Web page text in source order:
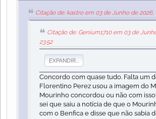
Citação de: kastro em 03 de Junho de 2026,
Citação de: Genium1710 em 03 de
23:52
EXPANDIR...
Concordo com quase tudo. Falta um
Florentino Perez usou a imagem do
Mourinho concordou ou não com
sei que saiu a notícia de que o
com o Benfica e disse que não sabia